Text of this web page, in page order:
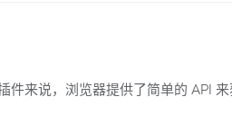
件来说，浏览器提供了简单的 API